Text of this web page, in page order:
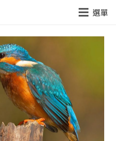
選單